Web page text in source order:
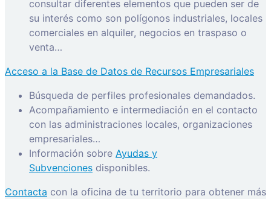
consultar diferentes elementos que pueden ser de
su interés como son polígonos industriales, locales
comerciales en alquiler, negocios en traspaso o
venta…
Acceso a la Base de Datos de Recursos Empresariales
Búsqueda de perfiles profesionales demandados.
Acompañamiento e intermediación en el contacto
con las administraciones locales, organizaciones
empresariales…
Información sobre Ayudas y
Subvenciones disponibles.
Contacta con la oficina de tu territorio para obtener más